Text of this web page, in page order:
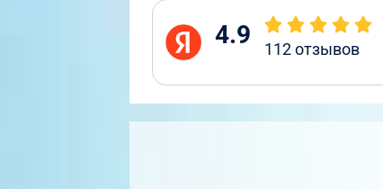
4.9 112отзывов